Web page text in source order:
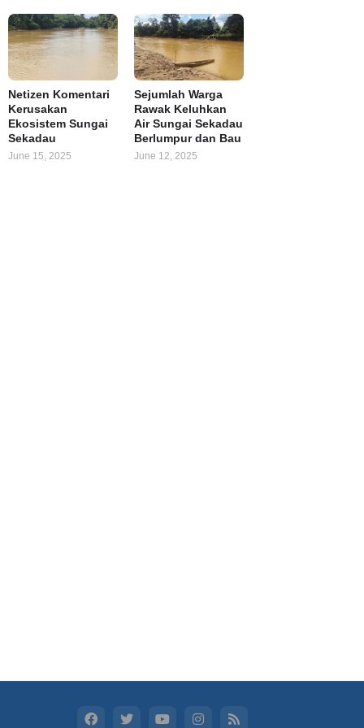
Netizen Komentari
Kerusakan
Ekosistem Sungai
Sekadau
June 15, 2025
Sejumlah Warga
Rawak Keluhkan
Air Sungai Sekadau
Berlumpur dan Bau
June 12, 2025